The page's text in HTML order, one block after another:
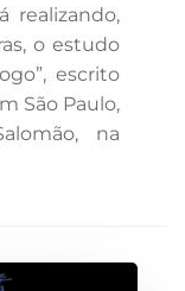
realizando,
o estudo
escrito
São Paulo,
na